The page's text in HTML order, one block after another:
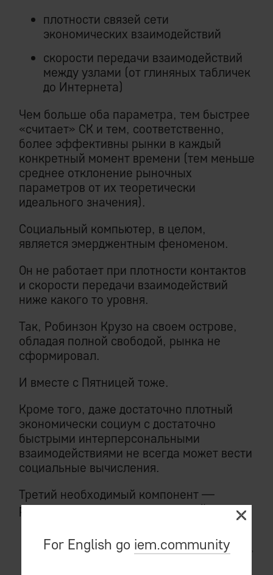
плотности связей сети
экономических взаимодействий
скорости передачи взаимодействий
между узлами (от глиняных табличек
до Интернета)
Чем больше оба параметра, тем быстрее
«считает» СК и тем, соответственно,
более эффективны рынки в каждый
конкретный момент времени (тем меньше
среднее отклонение рыночных
параметров от их теоретически
идеального значения).
Социальный компьютер, в целом,
является эмерджентным феноменом.
Он не работает при плотности контактов
и скорости передачи взаимодействий
ниже какого то уровня.
Так, Робинзон Крузо на своем острове,
обладая полной свободой, рынка не
сформировал.
И вместе с Пятницей тоже.
Кроме того, даже достаточно плотный
экономически социум с достаточно
быстрыми интерперсональными
взаимодействиями не всегда может вести
социальные вычисления.
Третий необходимый компонент —
рациональное принятие решений.
Термин «рациональное» общепринят,
For English go iem.community